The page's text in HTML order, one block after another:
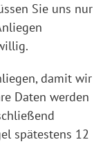
Sie uns nur
damit wir
Daten werden
spätestens 12